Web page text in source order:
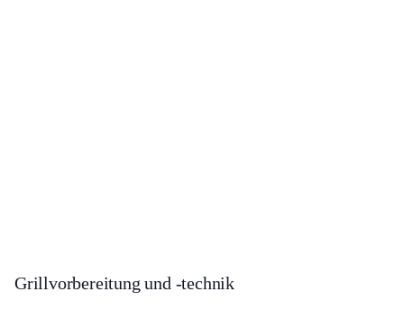
Grillvorbereitung und -technik